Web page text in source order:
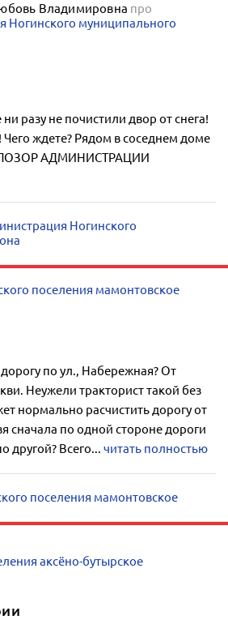
Владимировна про
Ногинского муниципального
разу не почистили двор от снега!
Чего ждете? Рядом в соседнем доме
ПОЗОР АДМИНИСТРАЦИИ
Ногинского
поселения мамонтовское
по ул., Набережная? От
Неужели тракторист такой без
нормально расчистить дорогу от
сначала по одной стороне дороги
другой? Всего... читать полностью
поселения мамонтовское
аксёно-бутырское